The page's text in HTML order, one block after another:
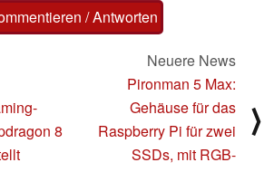
/ Antworten
8
Neuere News
Pironman 5 Max:
Gehäuse für das
Raspberry Pi für zwei
SSDs, mit RGB-
⟩